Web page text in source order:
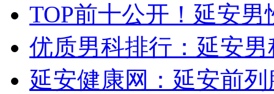
TOP前十公开！延安男
优质男科排行：延安
延安健康网：延安前